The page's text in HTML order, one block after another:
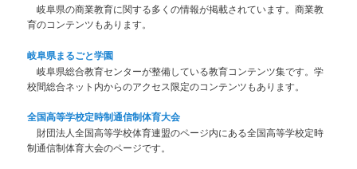
岐阜県の商業教育に関する多くの情報が掲載されています。商業教
育のコンテンツもあります。
岐阜県まるごと学園
岐阜県総合教育センターが整備している教育コンテンツ集です。学
校間総合ネット内からのアクセス限定のコンテンツもあります。
全国高等学校定時制通信制体育大会
財団法人全国高等学校体育連盟のページ内にある全国高等学校定時
制通信制体育大会のページです。